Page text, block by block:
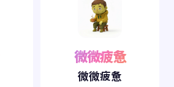
微微疲惫
微微疲惫